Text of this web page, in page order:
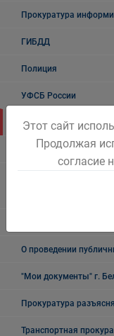
Прокуратура
ГИБДД
Полиция
УФСБ России
Росреестр
УФМС
Территориальный Центр
О проведении
"Мои документы" г.
Прокуратура
Транспортная
Этот сайт
Продолжая
согласие